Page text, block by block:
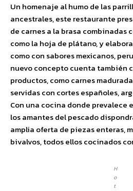
Un homenaje al humo de las
ancestrales, este restaurante
de carnes a la brasa combinadas
como la hoja de plátano, y
como con sabores mexicanos,
nuevo concepto cuenta también
productos, como carnes
servidas con cortes españoles,
Con una cocina donde prevalece
los amantes del pescado
amplia oferta de piezas enteras,
bivalvos, todos ellos cocinados
H
o
t